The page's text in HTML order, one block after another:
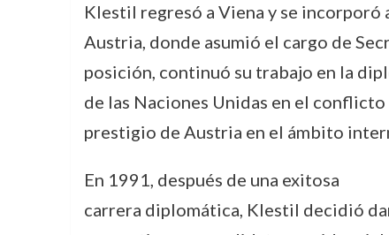
Klestil regresó a Viena y se
Austria, donde asumió el cargo de
posición, continuó su trabajo en la
de las Naciones Unidas en el
prestigio de Austria en el ámbito
En 1991, después de una exitosa
carrera diplomática, Klestil decidió